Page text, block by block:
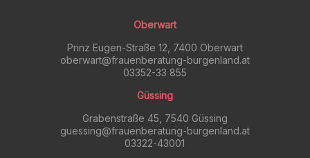
Oberwart
Prinz Eugen-Straße 12, 7400 Oberwart
oberwart@frauenberatung-burgenland.at
03352-33 855
Güssing
Grabenstraße 45, 7540 Güssing
guessing@frauenberatung-burgenland.at
03322-43001